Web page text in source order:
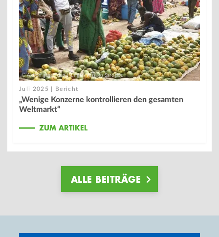
© Aktion gegen den Hunger/Vassilios Saroglou
Juli 2025 | Bericht
„Wenige Konzerne kontrollieren den gesamten
Weltmarkt“
ZUM ARTIKEL
ALLE BEITRÄGE